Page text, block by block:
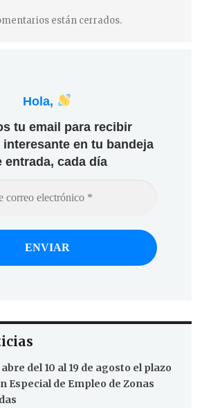
están cerrados.
Hola,
tu email para recibir
en tu bandeja
entrada, cada día
del 10 al 19 de agosto el plazo
Especial de Empleo de Zonas